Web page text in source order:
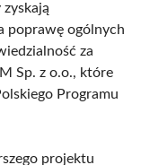
poprawę ogólnych
za
Sp. z o.o., które
Programu
projektu